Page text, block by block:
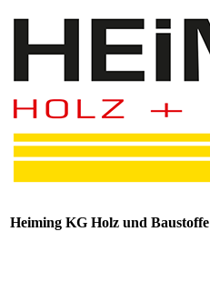
Heiming KG Holz und Baustoffe